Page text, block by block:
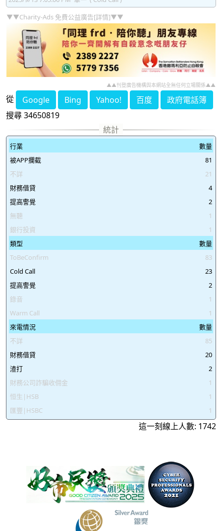
▼▼Charity-Ads 免費公益廣告[詳情]▼▼
▲▲刊登廣告機構與本網站全無任何立場關係▲▲
從 Google Bing Yahoo! 百度
政府電話簿
搜尋 34650819
行業
數量
被APP攔截
81
不詳
21
財務借貸
4
提高警覺
2
無聽
1
銀行投資
1
類型
數量
ToBeConfirm
83
Cold Call
23
提高警覺
2
錄音
1
Warm Call
1
來電情況
數量
不詳
85
財務借貸
20
渣打
2
財務公司詐騙收佣金
1
恒生|HSB
1
匯豐|HSBC
1
這一刻線上人數: 1742